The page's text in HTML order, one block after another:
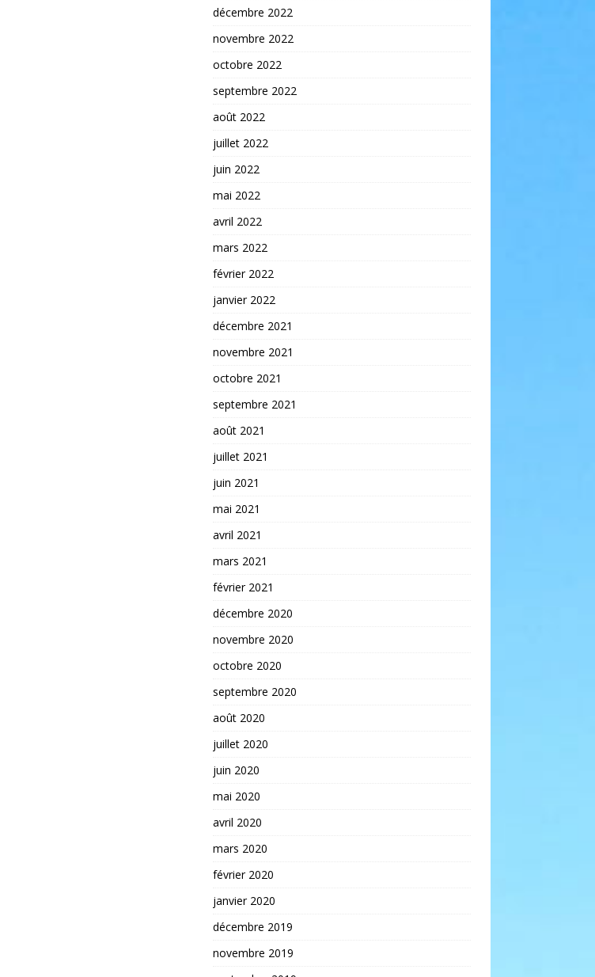
décembre 2022
novembre 2022
octobre 2022
septembre 2022
août 2022
juillet 2022
juin 2022
mai 2022
avril 2022
mars 2022
février 2022
janvier 2022
décembre 2021
novembre 2021
octobre 2021
septembre 2021
août 2021
juillet 2021
juin 2021
mai 2021
avril 2021
mars 2021
février 2021
décembre 2020
novembre 2020
octobre 2020
septembre 2020
août 2020
juillet 2020
juin 2020
mai 2020
avril 2020
mars 2020
février 2020
janvier 2020
décembre 2019
novembre 2019